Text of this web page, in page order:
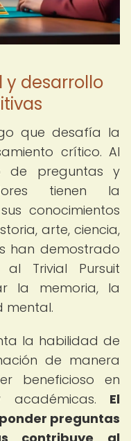
desarrollo
que desafía la
crítico. Al
de preguntas y
tienen la
conocimientos
arte, ciencia,
han demostrado
Trivial Pursuit
la memoria, la
mental.
la habilidad de
de manera
beneficioso en
académicas. El
preguntas